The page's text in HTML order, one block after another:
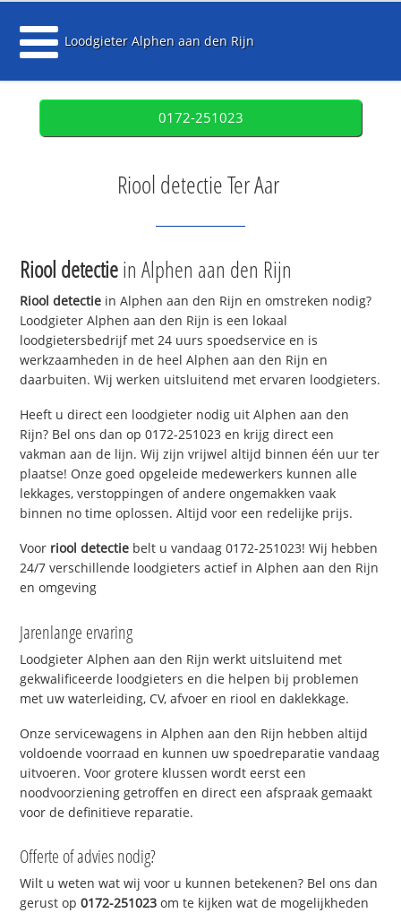
Loodgieter Alphen aan den Rijn
0172-251023
Riool detectie Ter Aar
Riool detectiein Alphen aan den Rijn
Riool detectie in Alphen aan den Rijn en omstreken nodig?
Loodgieter Alphen aan den Rijn is een lokaal
loodgietersbedrijf met 24 uurs spoedservice en is
werkzaamheden in de heel Alphen aan den Rijn en
daarbuiten. Wij werken uitsluitend met ervaren loodgieters.
Heeft u direct een loodgieter nodig uit Alphen aan den
Rijn? Bel ons dan op 0172-251023 en krijg direct een
vakman aan de lijn. Wij zijn vrijwel altijd binnen één uur ter
plaatse! Onze goed opgeleide medewerkers kunnen alle
lekkages, verstoppingen of andere ongemakken vaak
binnen no time oplossen. Altijd voor een redelijke prijs.
Voor riool detectie belt u vandaag 0172-251023! Wij hebben
24/7 verschillende loodgieters actief in Alphen aan den Rijn
en omgeving
Jarenlange ervaring
Loodgieter Alphen aan den Rijn werkt uitsluitend met
gekwalificeerde loodgieters en die helpen bij problemen
met uw waterleiding, CV, afvoer en riool en daklekkage.
Onze servicewagens in Alphen aan den Rijn hebben altijd
voldoende voorraad en kunnen uw spoedreparatie vandaag
uitvoeren. Voor grotere klussen wordt eerst een
noodvoorziening getroffen en direct een afspraak gemaakt
voor de definitieve reparatie.
Offerte of advies nodig?
Wilt u weten wat wij voor u kunnen betekenen? Bel ons dan
gerust op0172-251023 om te kijken wat de mogelijkheden